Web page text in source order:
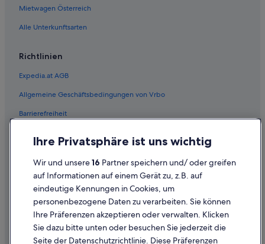
Mietwagen Österreich
Alle Unterkunftsarten
Richtlinien
Expedia.at AGB
Allgemeine Geschäftsbedingungen von Vrbo
Barrierefreiheit
Rechtliche Hinweise/Kontakt
Inhaltsrichtlinien und Melden von Inhalten
Hilfe
Ihre Privatsphäre ist uns wichtig
Wir und unsere16 Partner speichern und/ oder greifen
auf Informationen auf einem Gerät zu, z.B. auf
eindeutige Kennungen in Cookies, um
personenbezogene Daten zu verarbeiten. Sie können
Ihre Präferenzen akzeptieren oder verwalten. Klicken
Sie dazu bitte unten oder besuchen Sie jederzeit die
Seite der Datenschutzrichtlinie. Diese Präferenzen